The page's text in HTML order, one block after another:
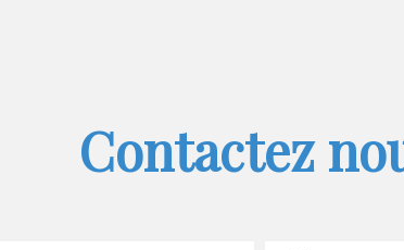
Contactez